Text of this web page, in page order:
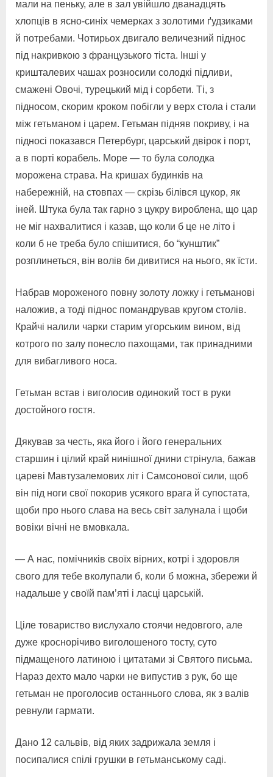
мали на пеньку, але в зал увійшло дванадцять
хлопців в ясно-синіх чемерках з золотими ґудзиками
й потребами. Чотирьох двигало величезний піднос
під накривкою з французького тіста. Інші у
кришталевих чашах розносили солодкі підливи,
смажені Овочі, турецький мід і сорбети. Ті, з
підносом, скорим кроком побігли у верх стола і стали
між гетьманом і царем. Гетьман підняв покриву, і на
підносі показався Петербург, царський двірок і порт,
а в порті корабель. Море — то була солодка
морожена страва. На кришах будинків на
набережній, на стовпах — скрізь білівся цукор, як
іней. Штука була так гарно з цукру вироблена, що цар
не міг нахвалитися і казав, що коли б це не літо і
коли б не треба було спішитися, бо “кунштик”
розплинеться, він волів би дивитися на нього, як їсти.
Набрав мороженого повну золоту ложку і гетьманові
наложив, а тоді піднос помандрував кругом столів.
Крайчі налили чарки старим угорським вином, від
котрого по залу понесло пахощами, так принадними
для вибагливого носа.
Гетьман встав і виголосив одинокий тост в руки
достойного гостя.
Дякував за честь, яка його і його генеральних
старшин і цілий край нинішної днини стрінула, бажав
цареві Мавтузалемових літ і Самсонової сили, щоб
він під ноги свої покорив усякого врага й супостата,
щоби про нього слава на весь світ залунала і щоби
вовіки вічні не вмовкала.
— А нас, помічників своїх вірних, котрі і здоровля
свого для тебе вколупали б, коли б можна, збережи й
надальше у своїй пам’яті і ласці царській.
Ціле товариство вислухало стоячи недовгого, але
дуже кроснорічиво виголошеного тосту, суто
підмащеного латиною і цитатами зі Святого письма.
Нараз дехто мало чарки не випустив з рук, бо ще
гетьман не проголосив останнього слова, як з валів
ревнули гармати.
Дано 12 сальвів, від яких задрижала земля і
посипалися спілі грушки в гетьманському саді.